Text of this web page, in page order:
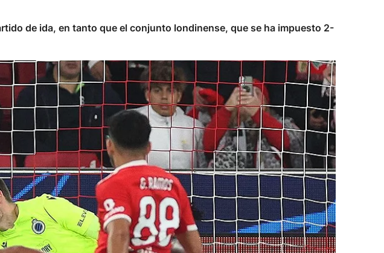
de ida, en tanto que el conjunto londinense, que se ha impuesto 2-